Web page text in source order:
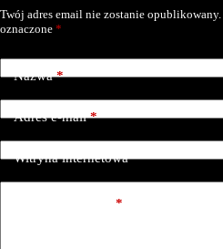
Twój adres email nie zostanie opublikowany.
oznaczone *
Nazwa*
Adres e-mail*
Witryna internetowa
*